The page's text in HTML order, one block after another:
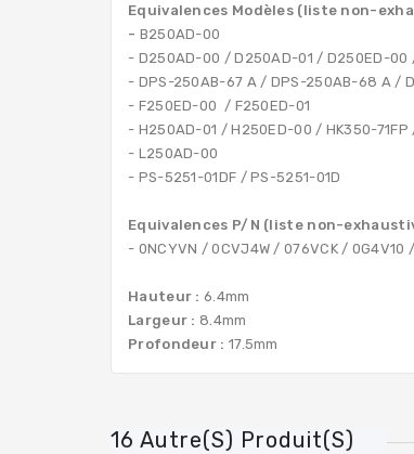
Equivalences Modèles (liste non-
- B250AD-00
- D250AD-00 / D250AD-01 / D250ED-00
- DPS-250AB-67 A / DPS-250AB-68 A /
- F250ED-00 / F250ED-01
- H250AD-01 / H250ED-00 / HK350-
- L250AD-00
- PS-5251-01DF / PS-5251-01D
Equivalences P/N (liste non-
- 0NCYVN / 0CVJ4W / 076VCK /
Hauteur : 6.4mm
Largeur : 8.4mm
Profondeur : 17.5mm
16 Autre(s) Produit(s)